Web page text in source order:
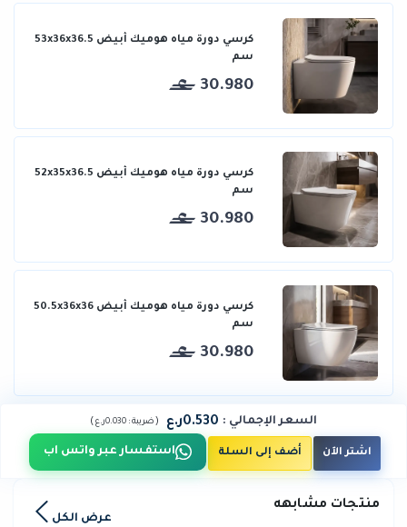
كرسي دورة مياه هوميك أبيض 53x36x36.5
سم
30.980
كرسي دورة مياه هوميك أبيض 52x35x36.5
سم
30.980
كرسي دورة مياه هوميك أبيض 50.5x36x36
سم
30.980
السعر الإجمالي : 0.530ر.ع (ضريبة : 0.030ر.ع )
اشتر الآن أضف إلى السلة استفسار عبر واتس اب
منتجات مشابهه
عرض الكل